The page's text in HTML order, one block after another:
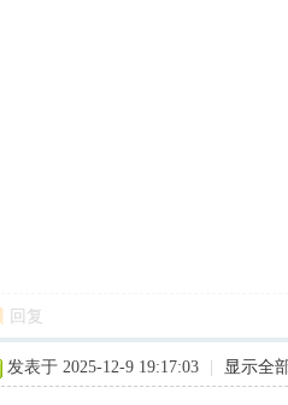
回复
发表于 2025-12-9 19:17:03 显示全